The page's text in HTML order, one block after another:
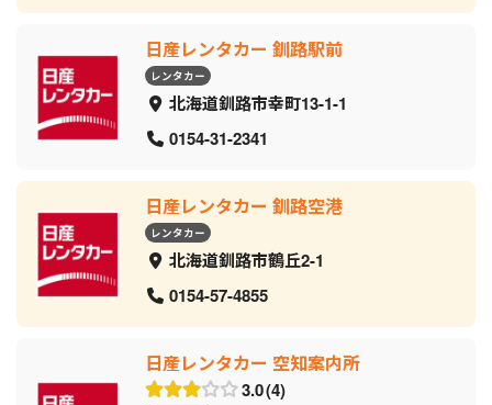
日産レンタカー 釧路駅前
レンタカー
北海道釧路市幸町13-1-1
0154-31-2341
日産レンタカー 釧路空港
レンタカー
北海道釧路市鶴丘2-1
0154-57-4855
日産レンタカー 空知案内所
3.0 4